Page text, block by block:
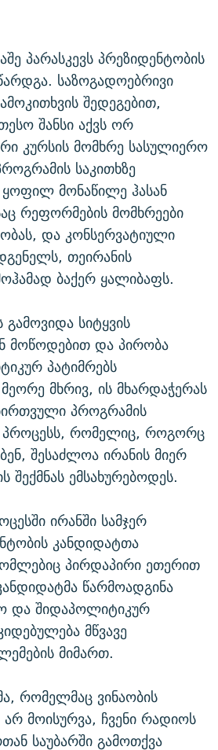
პარასკევს პრეზიდენტობის
საზოგადოებრივი
შედეგებით,
შანსი აქვს ორ
კურსის მომხრე სასულიერო
საკითხზე
მონაწილე ჰასან
რეფორმების მომხრეები
და კონსერვატიული
თეირანის
ბაქერ ყალიბაფს.
სიტყვის
მოწოდებით და პირობა
პატიმრებს
მხრივ, ის მხარდაჭერას
პროგრამის
პროცესს, რომელიც, როგორც
შესაძლოა ირანის მიერ
ემსახურებოდეს.
ირანში სამჯერ
კანდიდატთა
პირდაპირი ეთერით
წარმოადგინა
და შიდაპოლიტიკურ
მწვავე
მიმართ.
რომელმაც ვინაობის
მოისურვა, ჩვენი რადიოს
საუბარში გამოთქვა